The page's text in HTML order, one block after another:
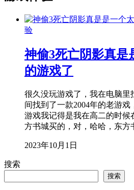
验
神偷3死亡阴影真是
的游戏了
很久没玩游戏了，我在电脑里
间找到了一款2004年的老游
游戏我记得是我在高二的时候
方书城买的，对，哈哈，东
2023年10月1日
搜索
搜索